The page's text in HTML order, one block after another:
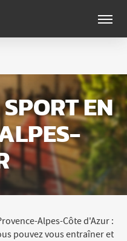
Menu
SPORTEN
Alpes-Côte d'Azur :
pouvez vous entraîner et